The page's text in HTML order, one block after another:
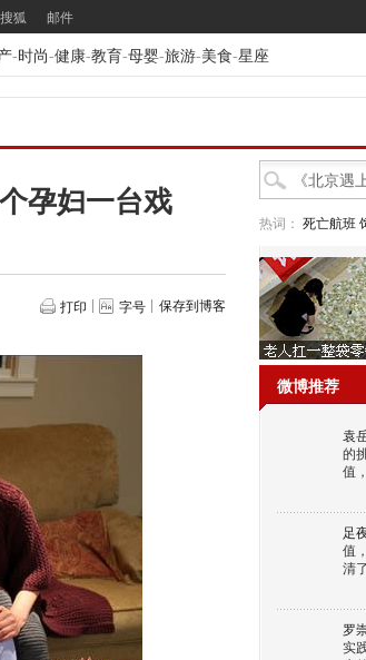
狐 邮件
-时尚-健康-教育-母婴-旅游-美食-星座
孕妇一台戏
打印 字号 保存到博客
热词： 死亡航班
微博推荐
袁
的
值
足
值
清
罗
实